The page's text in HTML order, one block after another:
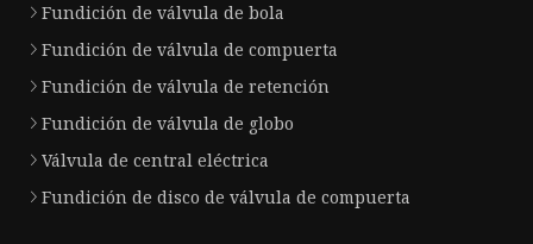
Fundición de válvula de bola
Fundición de válvula de compuerta
Fundición de válvula de retención
Fundición de válvula de globo
Válvula de central eléctrica
Fundición de disco de válvula de compuerta